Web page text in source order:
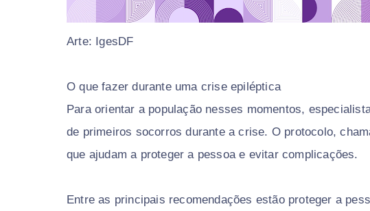
Arte: IgesDF
O que fazer durante uma crise epiléptica
Para orientar a população nesses momentos,
de primeiros socorros durante a crise. O protocolo,
que ajudam a proteger a pessoa e evitar complicações.
Entre as principais recomendações estão proteger a